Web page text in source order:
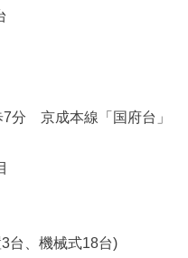
分 京成本線「国府台」
台、機械式18台)